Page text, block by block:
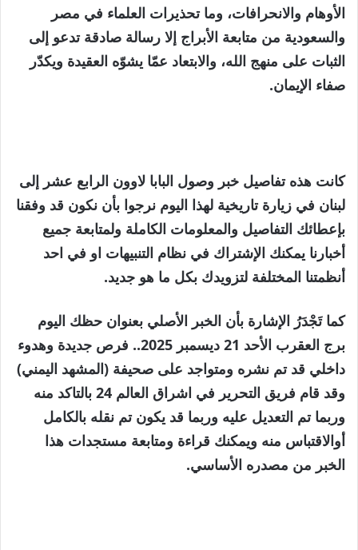
الأوهام والانحرافات، وما تحذيرات العلماء في مصر
والسعودية من متابعة الأبراج إلا رسالة صادقة تدعو إلى
الثبات على منهج الله، والابتعاد عمّا يشوّه العقيدة ويكدّر
صفاء الإيمان.
كانت هذه تفاصيل خبر وصول البابا لاوون الرابع عشر إلى
لبنان في زيارة تاريخية لهذا اليوم نرجوا بأن نكون قد وفقنا
بإعطائك التفاصيل والمعلومات الكاملة ولمتابعة جميع
أخبارنا يمكنك الإشتراك في نظام التنبيهات او في احد
أنظمتنا المختلفة لتزويدك بكل ما هو جديد.
كما تَجْدَرُ الإشارة بأن الخبر الأصلي بعنوان حظك اليوم
برج العقرب الأحد 21 ديسمبر 2025.. فرص جديدة وهدوء
داخلي قد تم نشره ومتواجد على صحيفة (المشهد اليمني)
وقد قام فريق التحرير في اشراق العالم 24 بالتاكد منه
وربما تم التعديل عليه وربما قد يكون تم نقله بالكامل
أوالاقتباس منه ويمكنك قراءة ومتابعة مستجدات هذا
الخبر من مصدره الأساسي.